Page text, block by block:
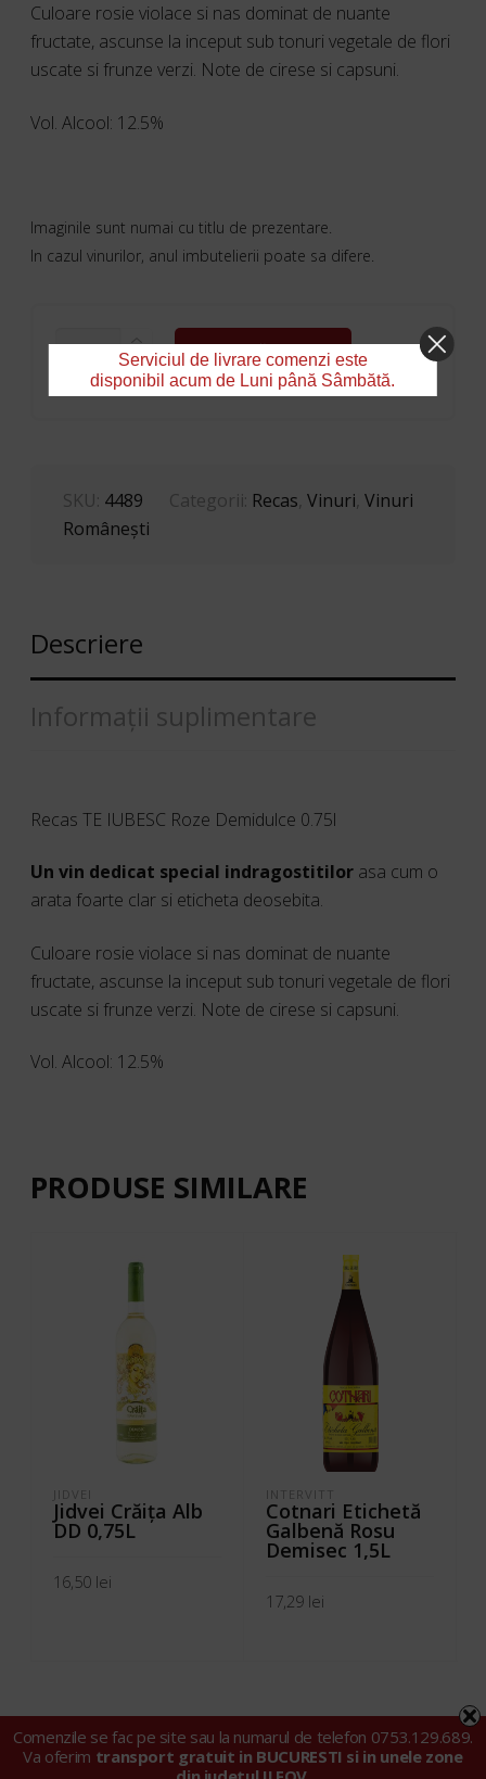
Culoare rosie violace si nas dominat de nuante
fructate, ascunse la inceput sub tonuri vegetale de flori
uscate si frunze verzi. Note de cirese si capsuni.
Vol. Alcool: 12.5%
Imaginile sunt numai cu titlu de prezentare.
In cazul vinurilor, anul imbutelierii poate sa difere.
IUBESC
ADAUGĂ ÎN COȘ
SKU: 4489 Categorii: Recas ,Vinuri ,Vinuri
Româneşti
Descriere
Informații suplimentare
Recas TE IUBESC Roze Demidulce 0.75l
Un vin dedicat special indragostitilor asa cum o
arata foarte clar si eticheta deosebita.
Culoare rosie violace si nas dominat de nuante
fructate, ascunse la inceput sub tonuri vegetale de flori
uscate si frunze verzi. Note de cirese si capsuni.
Vol. Alcool: 12.5%
PRODUSE SIMILARE
JIDVEI
Jidvei Crăiţa Alb
DD 0,75L
16,50 lei
INTERVITT
Cotnari Etichetă
Galbenă Rosu
Demisec 1,5L
17,29 lei
Comenzile se fac pe site sau la numarul de telefon 0753.129.689.
Va oferim transport gratuit in BUCURESTI si in unele zone
Serviciul de livrare comenzi este
disponibil acum de Luni până Sâmbătă.